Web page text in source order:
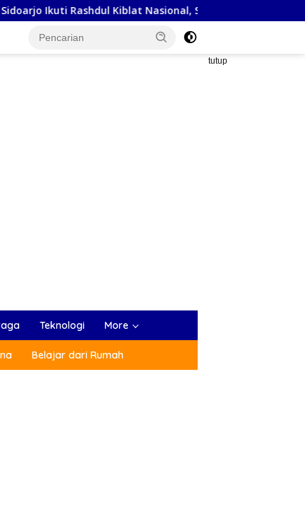
Kiblat Nasional, Siapkan Penyesuaian Arah Kiblat
tutup
Teknologi More
Belajar dari Rumah